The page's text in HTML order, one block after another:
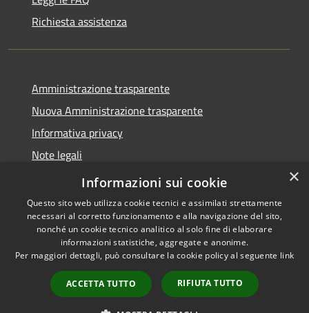
Richiesta assistenza
Amministrazione trasparente
Nuova Amministrazione trasparente
Informativa privacy
Note legali
Dichiarazione di accessibilità
Accessibilità
Copyright © 2026 • Comune di
Danta di Cadore • Powered by
Municipium•
Accesso
redazione
×
Informazioni sui cookie
Questo sito web utilizza cookie tecnici e assimilati strettamente
necessari al corretto funzionamento e alla navigazione del sito,
nonché un cookie tecnico analitico al solo fine di elaborare
informazioni statistiche, aggregate e anonime.
Per maggiori dettagli, può consultare la cookie policy al seguente link
ACCETTA TUTTO RIFIUTA TUTTO